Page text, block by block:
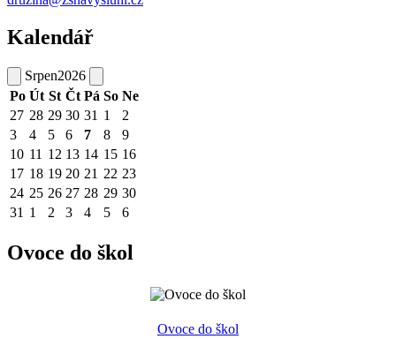
Kalendář
Srpen2026
Po Út St Čt Pá So Ne
27 28 29 30 31 1
2
3
4 5 6 7 8
9
10 11 12 13 14 15 16
17 18 19 20 21 22 23
24 25 26 27 28 29 30
31 1 2 3 4 5 6
Ovoce do škol
Ovoce do škol